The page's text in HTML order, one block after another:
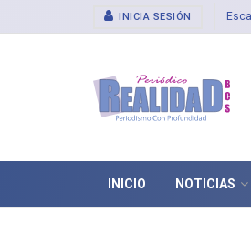
INICIA SESIÓN
INICIO NOTICIAS